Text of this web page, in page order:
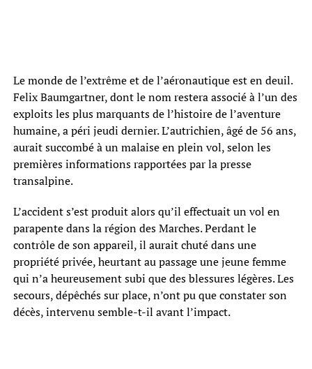
Le monde de l’extrême et de l’aéronautique est en deuil.
Felix Baumgartner, dont le nom restera associé à l’un des
exploits les plus marquants de l’histoire de l’aventure
humaine, a péri jeudi dernier. L’autrichien, âgé de 56 ans,
aurait succombé à un malaise en plein vol, selon les
premières informations rapportées par la presse
transalpine.
L’accident s’est produit alors qu’il effectuait un vol en
parapente dans la région des Marches. Perdant le
contrôle de son appareil, il aurait chuté dans une
propriété privée, heurtant au passage une jeune femme
qui n’a heureusement subi que des blessures légères. Les
secours, dépêchés sur place, n’ont pu que constater son
décès, intervenu semble-t-il avant l’impact.